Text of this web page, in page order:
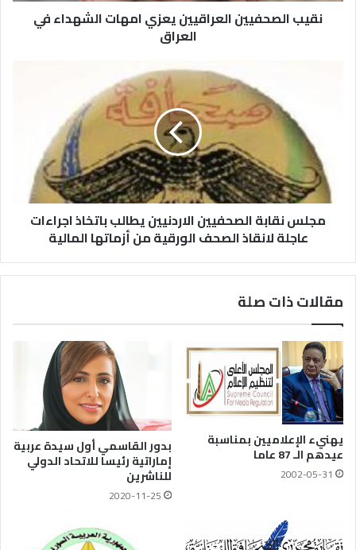
نقيب الصحفيين العراقيين يعزي امهات الشهداء في
العراق
مجلس نقابة الصحفيين الاردنيين يطالب باتخاذ اجراءات
عاجلة لانقاذ الصحف الورقية من أزماتها المالية
مقالات ذات صلة
يهنيء الإعلاميين بمناسبة
عيدهم الـ 87 عاما
2002-05-31
بدور القاسمي أول سيدة عربية
إماراتية رئيسا للاتحاد الدولي
للناشرين
2020-11-25